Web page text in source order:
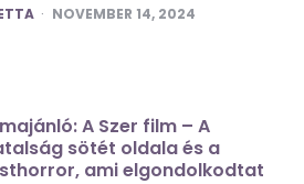
NOVEMBER 14, 2024
A Szer film – A
sötét oldala és a
ami elgondolkodtat